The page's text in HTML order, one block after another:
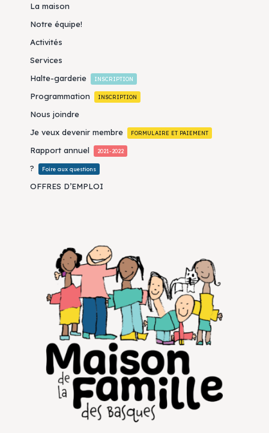
La maison
Notre équipe!
Activités
Services
Halte-garderie
INSCRIPTION
Programmation INSCRIPTION
Nous joindre
Je veux devenir membre
FORMULAIRE ET PAIEMENT
Rapport annuel 2021-2022
? Foire aux questions
OFFRES D’EMPLOI